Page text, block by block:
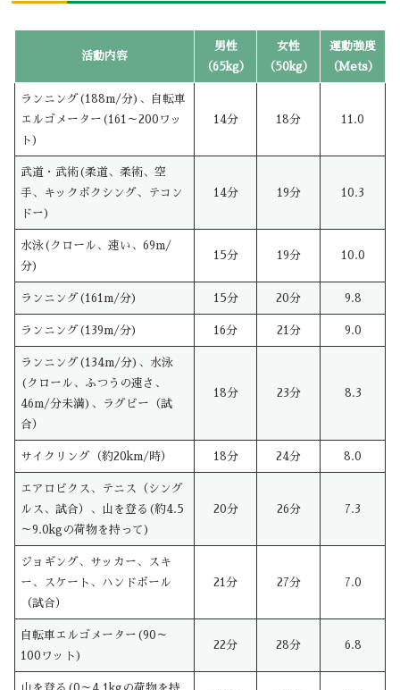
活動内容
男性
（65kg）
女性
（50kg）
運動強度
（Mets）
ランニング(188m/分)、自転車
エルゴメーター(161～200ワッ
ト)
14分 18分 11.0
武道・武術(柔道、柔術、空
手、キックボクシング、テコン
ドー)
14分 19分 10.3
水泳(クロール、速い、69m/
分)
15分 19分 10.0
ランニング(161m/分) 15分 20分 9.8
ランニング(139m/分) 16分 21分 9.0
ランニング(134m/分)、水泳
(クロール、ふつうの速さ、
46m/分未満)、ラグビー（試
合）
18分 23分 8.3
サイクリング（約20km/時） 18分 24分 8.0
エアロビクス、テニス（シング
ルス、試合）、山を登る(約4.5
～9.0kgの荷物を持って)
20分 26分 7.3
ジョギング、サッカー、スキ
ー、スケート、ハンドボール
（試合）
21分 27分 7.0
自転車エルゴメーター(90～
100ワット)
22分 28分 6.8